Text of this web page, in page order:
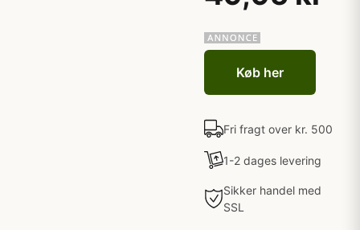
Køb her
Fri fragt over kr. 500
1-2 dages levering
Sikker handel med
SSL